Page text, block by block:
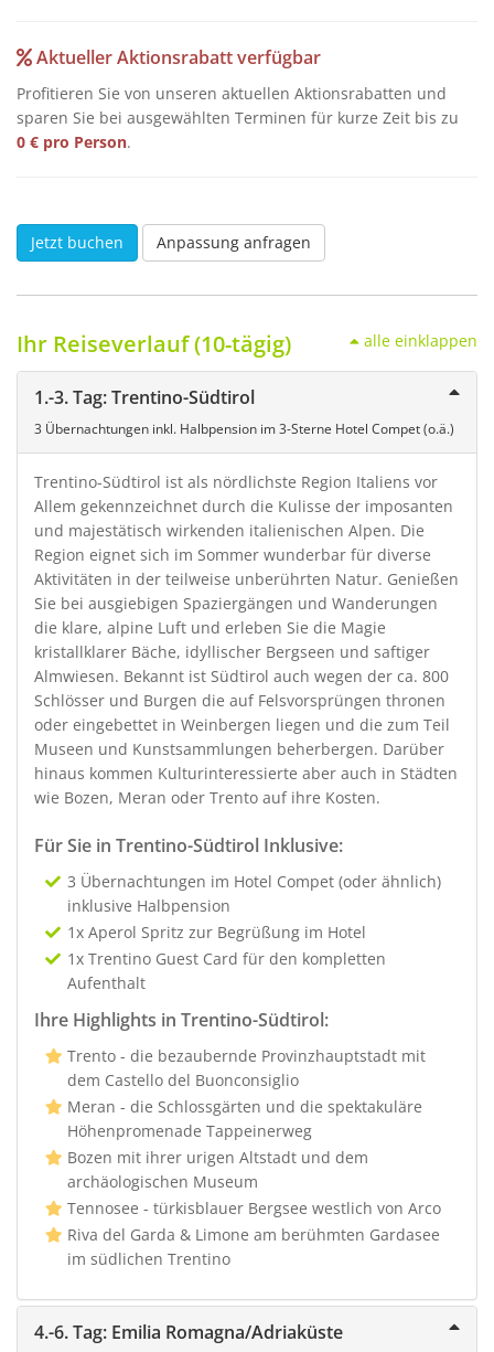
Aktueller Aktionsrabatt verfügbar
Profitieren Sie von unseren aktuellen Aktionsrabatten und
sparen Sie bei ausgewählten Terminen für kurze Zeit bis zu
0 € pro Person.
Jetzt buchen Anpassung anfragen
alle einklappen
Ihr Reiseverlauf (10-tägig)
1.-3. Tag: Trentino-Südtirol
3 Übernachtungen inkl. Halbpension im 3-Sterne Hotel Compet (o.ä.)
Trentino-Südtirol ist als nördlichste Region Italiens vor
Allem gekennzeichnet durch die Kulisse der imposanten
und majestätisch wirkenden italienischen Alpen. Die
Region eignet sich im Sommer wunderbar für diverse
Aktivitäten in der teilweise unberührten Natur. Genießen
Sie bei ausgiebigen Spaziergängen und Wanderungen
die klare, alpine Luft und erleben Sie die Magie
kristallklarer Bäche, idyllischer Bergseen und saftiger
Almwiesen. Bekannt ist Südtirol auch wegen der ca. 800
Schlösser und Burgen die auf Felsvorsprüngen thronen
oder eingebettet in Weinbergen liegen und die zum Teil
Museen und Kunstsammlungen beherbergen. Darüber
hinaus kommen Kulturinteressierte aber auch in Städten
wie Bozen, Meran oder Trento auf ihre Kosten.
Für Sie in Trentino-Südtirol Inklusive:
3 Übernachtungen im Hotel Compet (oder ähnlich)
inklusive Halbpension
1x Aperol Spritz zur Begrüßung im Hotel
1x Trentino Guest Card für den kompletten
Aufenthalt
Ihre Highlights in Trentino-Südtirol:
Trento - die bezaubernde Provinzhauptstadt mit
dem Castello del Buonconsiglio
Meran - die Schlossgärten und die spektakuläre
Höhenpromenade Tappeinerweg
Bozen mit ihrer urigen Altstadt und dem
archäologischen Museum
Tennosee - türkisblauer Bergsee westlich von Arco
Riva del Garda & Limone am berühmten Gardasee
im südlichen Trentino
4.-6. Tag: Emilia Romagna/Adriaküste